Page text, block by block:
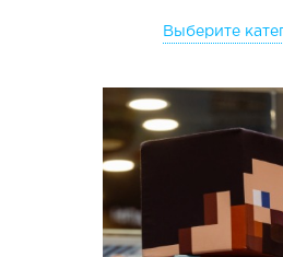
Выберите